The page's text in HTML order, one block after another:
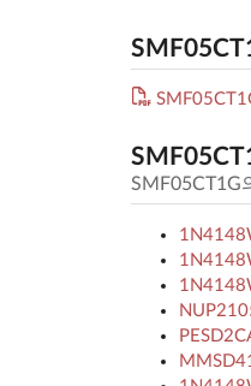
SMF05CT1G